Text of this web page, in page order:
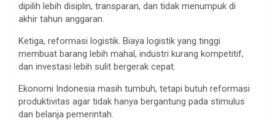
dipilih lebih disiplin, transparan, dan tidak menumpuk di
akhir tahun anggaran.
Ketiga, reformasi logistik. Biaya logistik yang tinggi
membuat barang lebih mahal, industri kurang kompetitif,
dan investasi lebih sulit bergerak cepat.
Ekonomi Indonesia masih tumbuh, tetapi butuh reformasi
produktivitas agar tidak hanya bergantung pada stimulus
dan belanja pemerintah.